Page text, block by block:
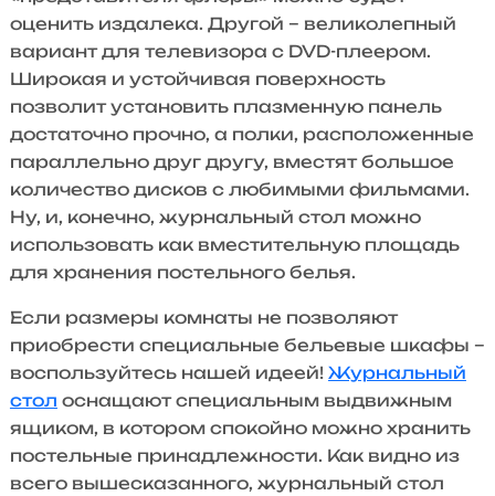
оценить издалека. Другой – великолепный
вариант для телевизора с DVD-плеером.
Широкая и устойчивая поверхность
позволит установить плазменную панель
достаточно прочно, а полки, расположенные
параллельно друг другу, вместят большое
количество дисков с любимыми фильмами.
Ну, и, конечно, журнальный стол можно
использовать как вместительную площадь
для хранения постельного белья.
Если размеры комнаты не позволяют
приобрести специальные бельевые шкафы –
воспользуйтесь нашей идеей! Журнальный
стол оснащают специальным выдвижным
ящиком, в котором спокойно можно хранить
постельные принадлежности. Как видно из
всего вышесказанного, журнальный стол